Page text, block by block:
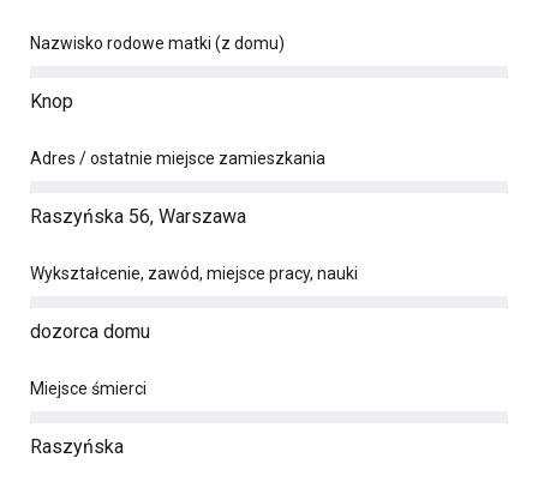
Nazwisko rodowe matki (z domu)
Knop
Adres / ostatnie miejsce zamieszkania
Raszyńska 56, Warszawa
Wykształcenie, zawód, miejsce pracy, nauki
dozorca domu
Miejsce śmierci
Raszyńska